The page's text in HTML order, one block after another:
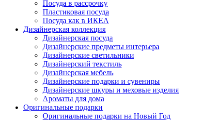
Посуда в рассрочку
Пластиковая посуда
Посуда как в ИКЕА
Дизайнерская коллекция
Дизайнерская посуда
Дизайнерские предметы интерьера
Дизайнерские светильники
Дизайнерский текстиль
Дизайнерская мебель
Дизайнерские подарки и сувениры
Дизайнерские шкуры и меховые изделия
Ароматы для дома
Оригинальные подарки
Оригинальные подарки на Новый Год